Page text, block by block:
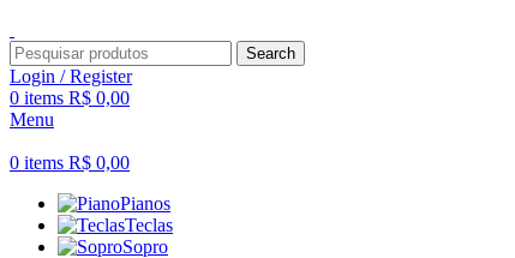
Search
Login / Register
0 items R$ 0,00
Menu
0 items R$ 0,00
Pianos
Teclas
Sopro